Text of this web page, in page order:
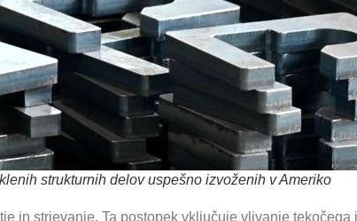
strukturnih delov uspešno izvoženih v Ameriko
in strjevanje. Ta postopek vključuje vlivanje tekočega